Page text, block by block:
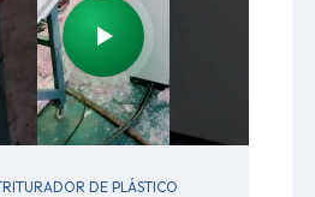
DE PLÁSTICO